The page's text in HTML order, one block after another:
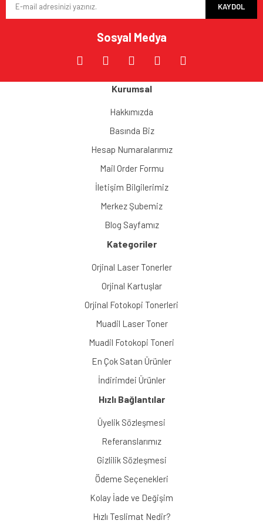
Ürün fiyatı diğer sitelerden daha pahalı.
Gönder
KAYDOL
Sosyal Medya
Kurumsal
Hakkımızda
Basında Biz
Hesap Numaralarımız
Mail Order Formu
İletişim Bilgilerimiz
Merkez Şubemiz
Blog Sayfamız
Kategoriler
Orjinal Laser Tonerler
Orjinal Kartuşlar
Orjinal Fotokopi Tonerleri
Muadil Laser Toner
Muadil Fotokopi Toneri
En Çok Satan Ürünler
İndirimdei Ürünler
Hızlı Bağlantılar
Üyelik Sözleşmesi
Referanslarımız
Gizlilik Sözleşmesi
Ödeme Seçenekleri
Kolay İade ve Değişim
Hızlı Teslimat Nedir?